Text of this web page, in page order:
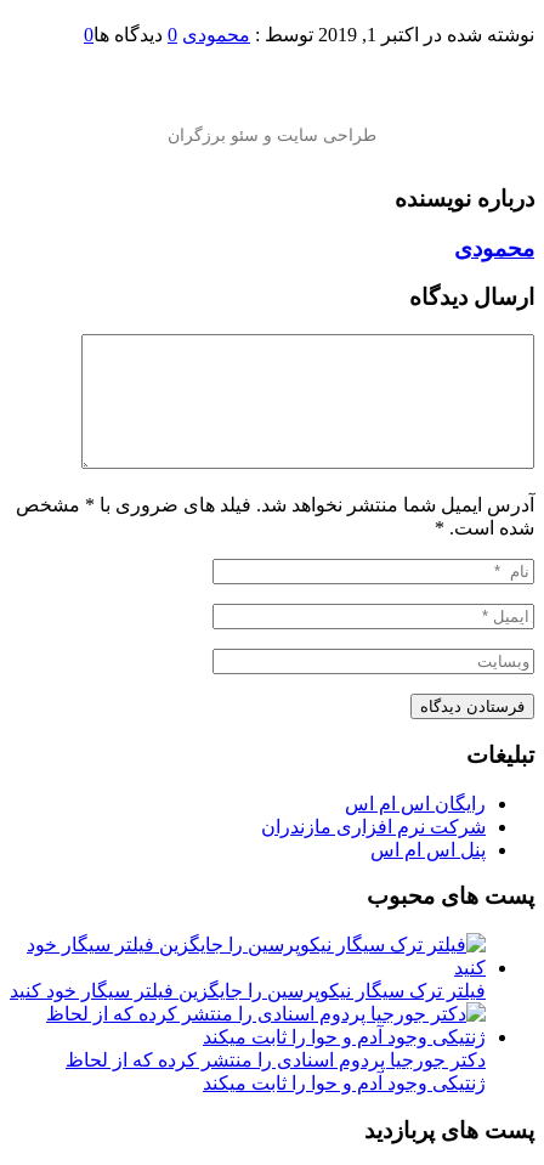
نوشته شده در اکتبر 1, 2019 توسط : محمودی 0 دیدگاه ها0
درباره نویسنده
محمودی
ارسال دیدگاه
آدرس ایمیل شما منتشر نخواهد شد. فیلد های ضروری با * مشخص
شده است. *
تبلیغات
رایگان اس ام اس
شرکت نرم افزاری مازندران
پنل اس ام اس
پست های محبوب
فیلتر ترک سیگار نیکوپرسین را جایگزین فیلتر سیگار خود کنید
دکتر جورجیا پردوم اسنادی را منتشر کرده که از لحاظ
ژنتیکی وجود آدم و حوا را ثابت میکند
پست های پربازدید